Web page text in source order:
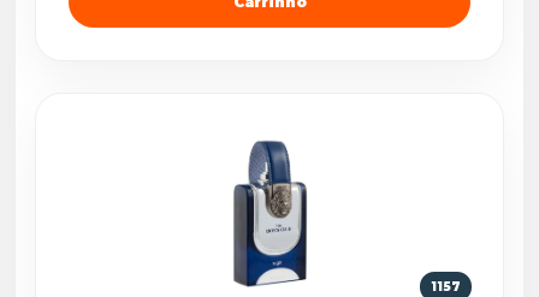
1157